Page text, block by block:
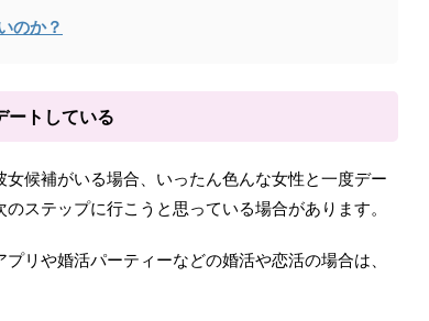
のか？
ートしている
候補がいる場合、いったん色んな女性と一度デー
ステップに行こうと思っている場合があります。
リや婚活パーティーなどの婚活や恋活の場合は、